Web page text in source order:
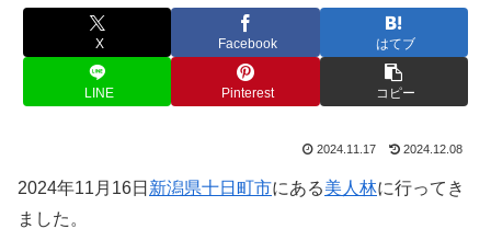
X Facebook はてブ
LINE Pinterest コピー
2024.11.17 2024.12.08
2024年11月16日 新潟県十日町市にある美人林に行ってき
ました。